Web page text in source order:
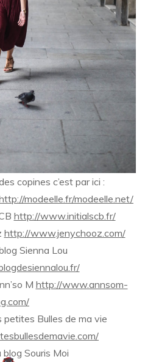
copines c’est par ici :
modeelle.fr/modeelle.net/
http://www.initialscb.fr/
http://www.jenychooz.com/
Sienna Lou
M http://www.annsom-
petites Bulles de ma vie
Souris Moi